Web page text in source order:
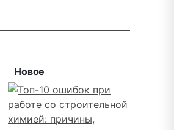
Новое